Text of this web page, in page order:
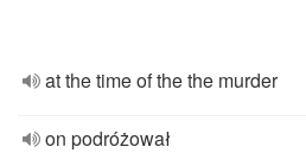
at the time of the the murder
on podróżował